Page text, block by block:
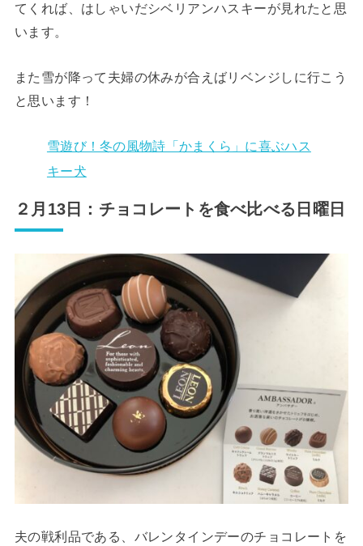
てくれば、はしゃいだシベリアンハスキーが見れたと思
います。
また雪が降って夫婦の休みが合えばリベンジしに行こう
と思います！
雪遊び！冬の風物詩「かまくら」に喜ぶハス
キー犬
２月13日：チョコレートを食べ比べる日曜日
夫の戦利品である、バレンタインデーのチョコレートを